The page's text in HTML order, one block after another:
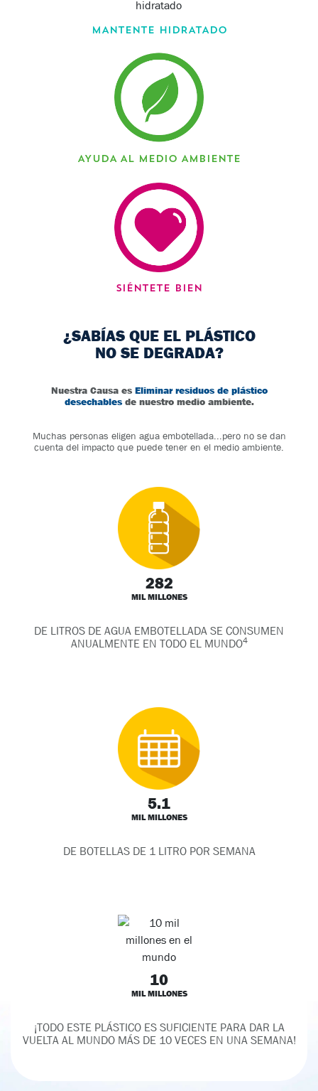
MANTENTE HIDRATADO
AYUDA AL MEDIO AMBIENTE
SIÉNTETE BIEN
¿SABÍAS QUE EL PLÁSTICO
NO SE DEGRADA?
Nuestra Causa es Eliminar residuos de plástico
desechablesde nuestro medio ambiente.
Muchas personas eligen agua embotellada...pero no se dan
cuenta del impacto que puede tener en el medio ambiente.
282
MIL MILLONES
DE LITROS DE AGUA EMBOTELLADA SE CONSUMEN
ANUALMENTE EN TODO EL MUNDO4
5.1
MIL MILLONES
DE BOTELLAS DE 1 LITRO POR SEMANA
10
MIL MILLONES
¡TODO ESTE PLÁSTICO ES SUFICIENTE PARA DAR LA
VUELTA AL MUNDO MÁS DE 10 VECES EN UNA SEMANA!